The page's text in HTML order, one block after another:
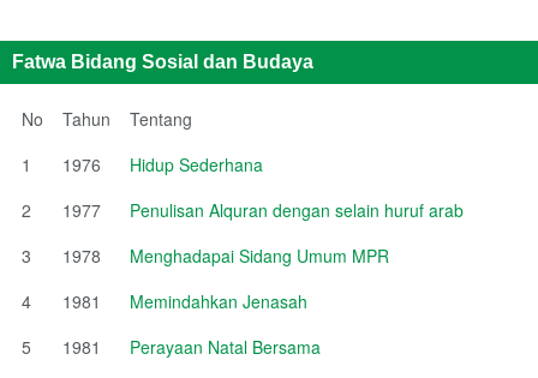
Fatwa Bidang Sosial dan Budaya
No Tahun
Tentang
1
1976
Hidup Sederhana
2
1977
Penulisan Alquran dengan selain huruf arab
3
1978
Menghadapai Sidang Umum MPR
4
1981
Memindahkan Jenasah
5
1981
Perayaan Natal Bersama